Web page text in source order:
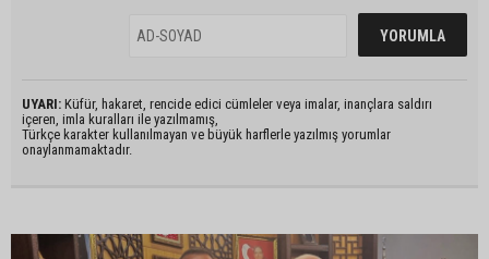
UYARI: Küfür, hakaret, rencide edici cümleler veya imalar, inançlara saldırı
içeren, imla kuralları ile yazılmamış,
Türkçe karakter kullanılmayan ve büyük harflerle yazılmış yorumlar
onaylanmamaktadır.